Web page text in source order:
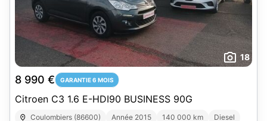
18
8 990 € GARANTIE 6 MOIS
Citroen C3 1.6 E-HDI90 BUSINESS 90G
Coulombiers (86600) Année 2015 140 000 km
Diesel